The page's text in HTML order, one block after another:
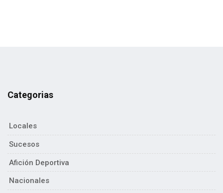
Categorias
Locales
Sucesos
Afición Deportiva
Nacionales